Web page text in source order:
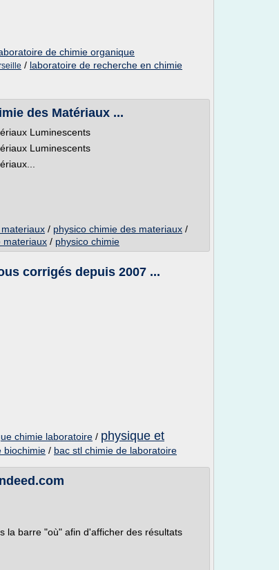
de chimie organique
/ laboratoire de recherche en chimie
des Matériaux ...
Luminescents
Luminescents
/ physico chimie des materiaux /
materiaux / physico chimie
corrigés depuis 2007 ...
chimie laboratoire / physique et
biochimie / bac stl chimie de laboratoire
la barre "où" afin d'afficher des résultats